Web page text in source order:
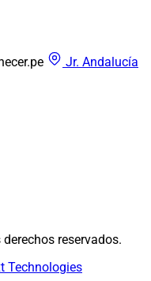
Jr. Andalucía
reservados.
Technologies